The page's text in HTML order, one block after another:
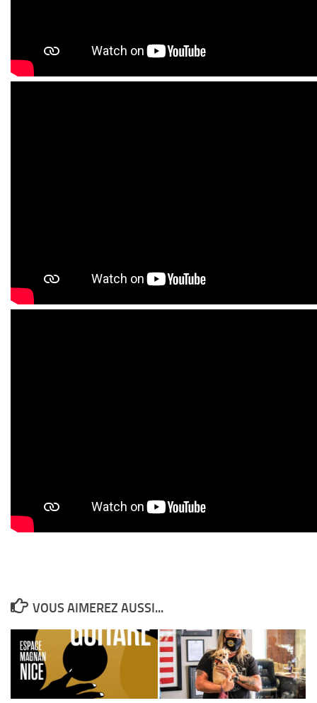
VOUS AIMEREZ AUSSI...